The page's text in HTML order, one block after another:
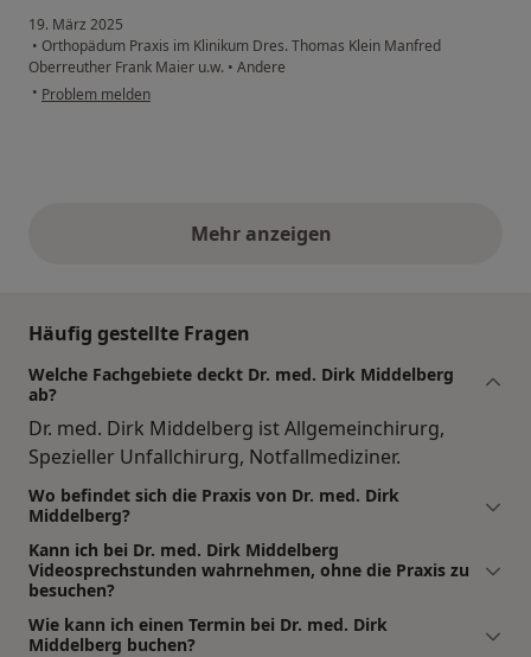
19. März 2025
• Orthopädum Praxis im Klinikum Dres. Thomas Klein Manfred
Oberreuther Frank Maier u.w. • Andere
• Problem melden
Mehr anzeigenobige Stellungnahmen
Häufig gestellte Fragen
Welche Fachgebiete deckt Dr. med. Dirk Middelberg
ab?
Dr. med. Dirk Middelberg ist Allgemeinchirurg,
Spezieller Unfallchirurg, Notfallmediziner.
Wo befindet sich die Praxis von Dr. med. Dirk
Middelberg?
Kann ich bei Dr. med. Dirk Middelberg
Videosprechstunden wahrnehmen, ohne die Praxis zu
besuchen?
Wie kann ich einen Termin bei Dr. med. Dirk
Middelberg buchen?